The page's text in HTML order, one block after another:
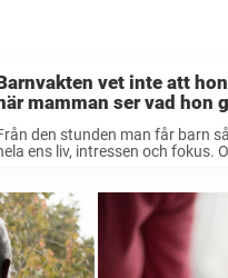
vet inte att
mamman ser vad hon
sonen går topplocket: ”Jag
den stunden man får barn
ens liv, intressen och fokus.